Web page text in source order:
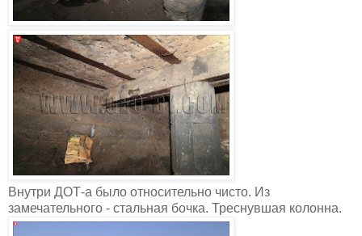
Внутри ДОТ-а было относительно чисто. Из
замечательного - стальная бочка. Треснувшая колонна.